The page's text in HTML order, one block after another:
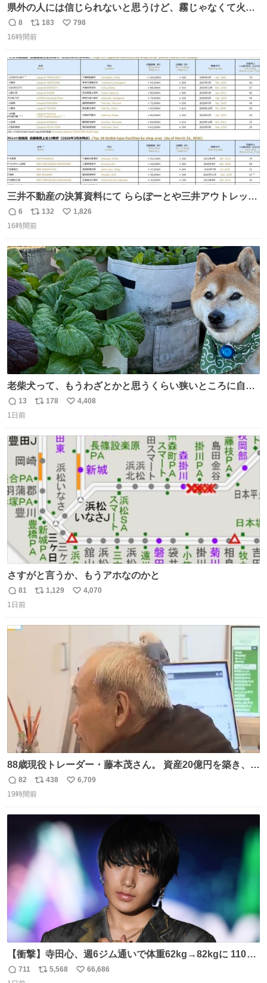
県外の人には信じられないと思うけど、霧じゃなくて火山
灰です🌋 #桜島
返
信
8
リ
ポ
ト
数
183
い
798
16時間前
三井不動産の決算資料にて ららぽーとや三井アウトレット
パークの店舗別売上高（2025年度）が一部判明
返
信
6
リ
ポ
ト
数
132
い
数
1,826
16時間前
老柴犬って、もうわざとかと思うくらい狭いところに自ら
はまりにいくじゃないですか？ 今朝ガーデニングしてる飼
い主の間にはまってきて、最高に可愛かった♥️
返
信
13
リ
ト
数
178
い
4,408
1日前
さすがと言うか、もうアホなのかと
返
信
81
リ
1,129
い
4,070
1日前
88歳現役トレーダー・藤本茂さん。 資産20億円を築き、
「令和のブラックマンデー」で2億6000万円の含み損を抱
えても生き残った男が、血と汗で掴んだ「相場の8箇条」
午後の急騰は追わない。午後の急落は翌朝に狙う。
返
信
82
リ
ポ
ト
数
438
い
数
6,709
19時間前
【衝撃】寺田心、週6ジム通いで体重62kg→82kgに 110kg
のベンチプレス持ち上げる姿披露
返
711
リ
5,568
い
66,686